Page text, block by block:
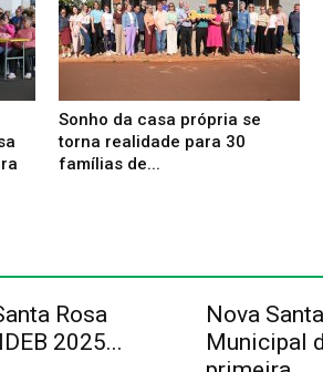
Sonho da casa própria se
torna realidade para 30
famílias de...
Rosa
2025...
Nova
Municipal